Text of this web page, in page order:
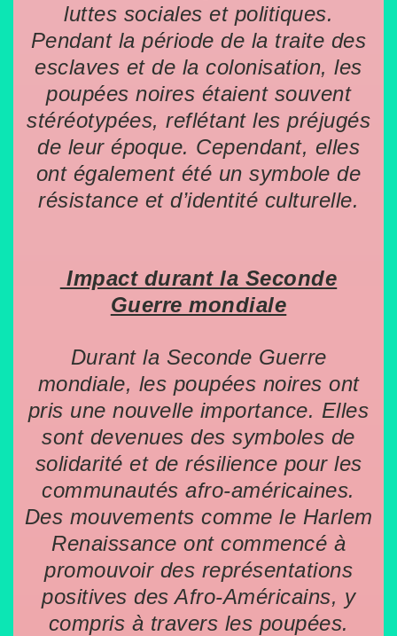
luttes sociales et politiques.
Pendant la période de la traite des
esclaves et de la colonisation, les
poupées noires étaient souvent
stéréotypées, reflétant les préjugés
de leur époque. Cependant, elles
ont également été un symbole de
résistance et d’identité culturelle.
Impact durant la Seconde
Guerre mondiale
Durant la Seconde Guerre
mondiale, les poupées noires ont
pris une nouvelle importance. Elles
sont devenues des symboles de
solidarité et de résilience pour les
communautés afro-américaines.
Des mouvements comme le Harlem
Renaissance ont commencé à
promouvoir des représentations
positives des Afro-Américains, y
compris à travers les poupées.